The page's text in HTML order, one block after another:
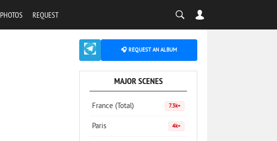
PHOTOS REQUEST
🎧 REQUEST AN ALBUM
MAJOR SCENES
France (Total) 7.3k+
Paris 4k+